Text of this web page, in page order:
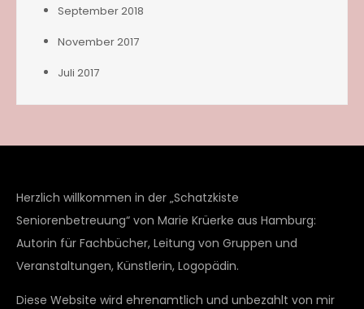
September 2018
November 2017
Juli 2017
Herzlich willkommen in der „Schatzkiste
Seniorenbetreuung“ von Marie Krüerke aus Hamburg:
Autorin für Fachbücher, Leitung von Gruppen und
Veranstaltungen, Künstlerin, Logopädin.
Diese Website wird ehrenamtlich und unbezahlt von mir